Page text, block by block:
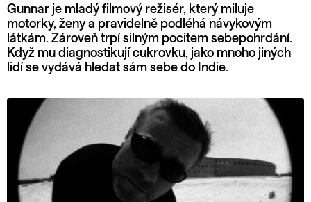
Gunnar je mladý filmový režisér, který miluje
motorky, ženy a pravidelně podléhá návykovým
látkám. Zároveň trpí silným pocitem sebepohrdání.
Když mu diagnostikují cukrovku, jako mnoho jiných
lidí se vydává hledat sám sebe do Indie.